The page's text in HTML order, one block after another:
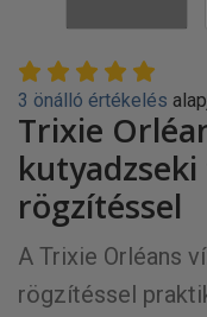
3 önálló értékelés
Trixie
rögzítéssel
A Trixie Orléans
rögzítéssel